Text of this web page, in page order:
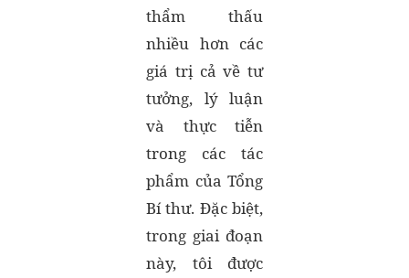
thẩm thấu
nhiều hơn các
giá trị cả về tư
tưởng, lý luận
và thực tiễn
trong các tác
phẩm của Tổng
Bí thư. Đặc biệt,
trong giai đoạn
này, tôi được